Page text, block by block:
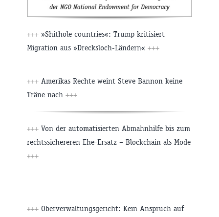
+++ »Shithole countries«: Trump kritisiert
Migration aus »Drecksloch-Ländern« +++
+++ Amerikas Rechte weint Steve Bannon keine
Träne nach +++
+++ Von der automatisierten Abmahnhilfe bis zum
rechtssichereren Ehe-Ersatz – Blockchain als Mode
+++
+++ Oberverwaltungsgericht: Kein Anspruch auf